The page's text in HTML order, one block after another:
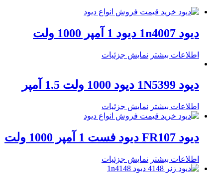
دیود 1n4007 دیود 1 آمپر 1000 ولت
اطلاعات بیشتر نمایش جزئیات
دیود 1N5399 دیود 1000 ولت 1.5 آمپر
اطلاعات بیشتر نمایش جزئیات
دیود FR107 دیود فست 1 آمپر 1000 ولت
اطلاعات بیشتر نمایش جزئیات